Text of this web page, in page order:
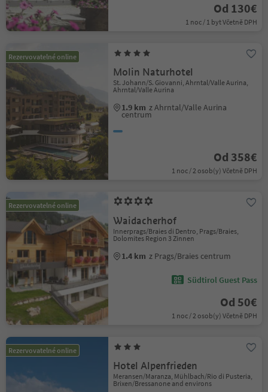
Od 130€
1 noc / 1 byt Včetně DPH
Rezervovatelné online
Molin Naturhotel
St. Johann/S. Giovanni, Ahrntal/Valle Aurina,
Ahrntal/Valle Aurina
1.9 km z Ahrntal/Valle Aurina
centrum
Od 358€
1 noc / 2 osob(y) Včetně DPH
Rezervovatelné online
Waidacherhof
Innerprags/Braies di Dentro, Prags/Braies,
Dolomites Region 3 Zinnen
1.4 km z Prags/Braies centrum
Südtirol Guest Pass
Od 50€
1 noc / 2 osob(y) Včetně DPH
Rezervovatelné online
Hotel Alpenfrieden
Meransen/Maranza, Mühlbach/Rio di Pusteria,
Brixen/Bressanone and environs